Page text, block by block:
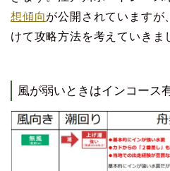
想傾向が公開されていますが
けて攻略方法を考えていきま
風が弱いときはインコース